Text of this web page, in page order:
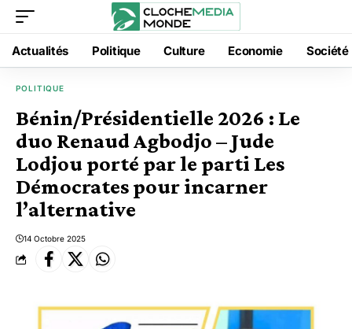
Actualités Politique Culture Economie Société
POLITIQUE
Bénin/Présidentielle 2026 : Le
duo Renaud Agbodjo – Jude
Lodjou porté par le parti Les
Démocrates pour incarner
l’alternative
14 Octobre 2025